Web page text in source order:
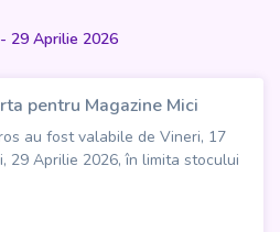
29 Aprilie 2026
pentru Magazine Mici
au fost valabile de Vineri, 17
29 Aprilie 2026, în limita stocului
pentru Magazine Mici